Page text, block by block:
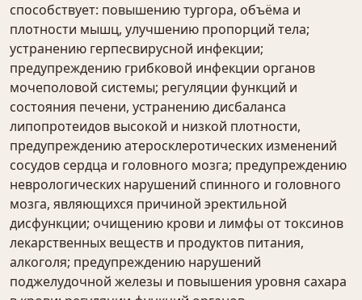
способствует: повышению тургора, объёма и
плотности мышц, улучшению пропорций тела;
устранению герпесвирусной инфекции;
предупреждению грибковой инфекции органов
мочеполовой системы; регуляции функций и
состояния печени, устранению дисбаланса
липопротеидов высокой и низкой плотности,
предупреждению атеросклеротических изменений
сосудов сердца и головного мозга; предупреждению
неврологических нарушений спинного и головного
мозга, являющихся причиной эректильной
дисфункции; очищению крови и лимфы от токсинов
лекарственных веществ и продуктов питания,
алкоголя; предупреждению нарушений
поджелудочной железы и повышения уровня сахара